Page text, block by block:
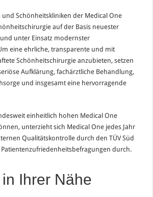
und Schönheitskliniken der Medical One
auf der Basis neuester
unter Einsatz modernster
eine ehrliche, transparente und mit
Schönheitschirurgie anzubieten, setzen
Aufklärung, fachärztliche Behandlung,
und insgesamt eine hervorragende
einheitlich hohen Medical One
unterzieht sich Medical One jedes Jahr
Qualitätskontrolle durch den TÜV Süd
durch.
Ihrer Nähe